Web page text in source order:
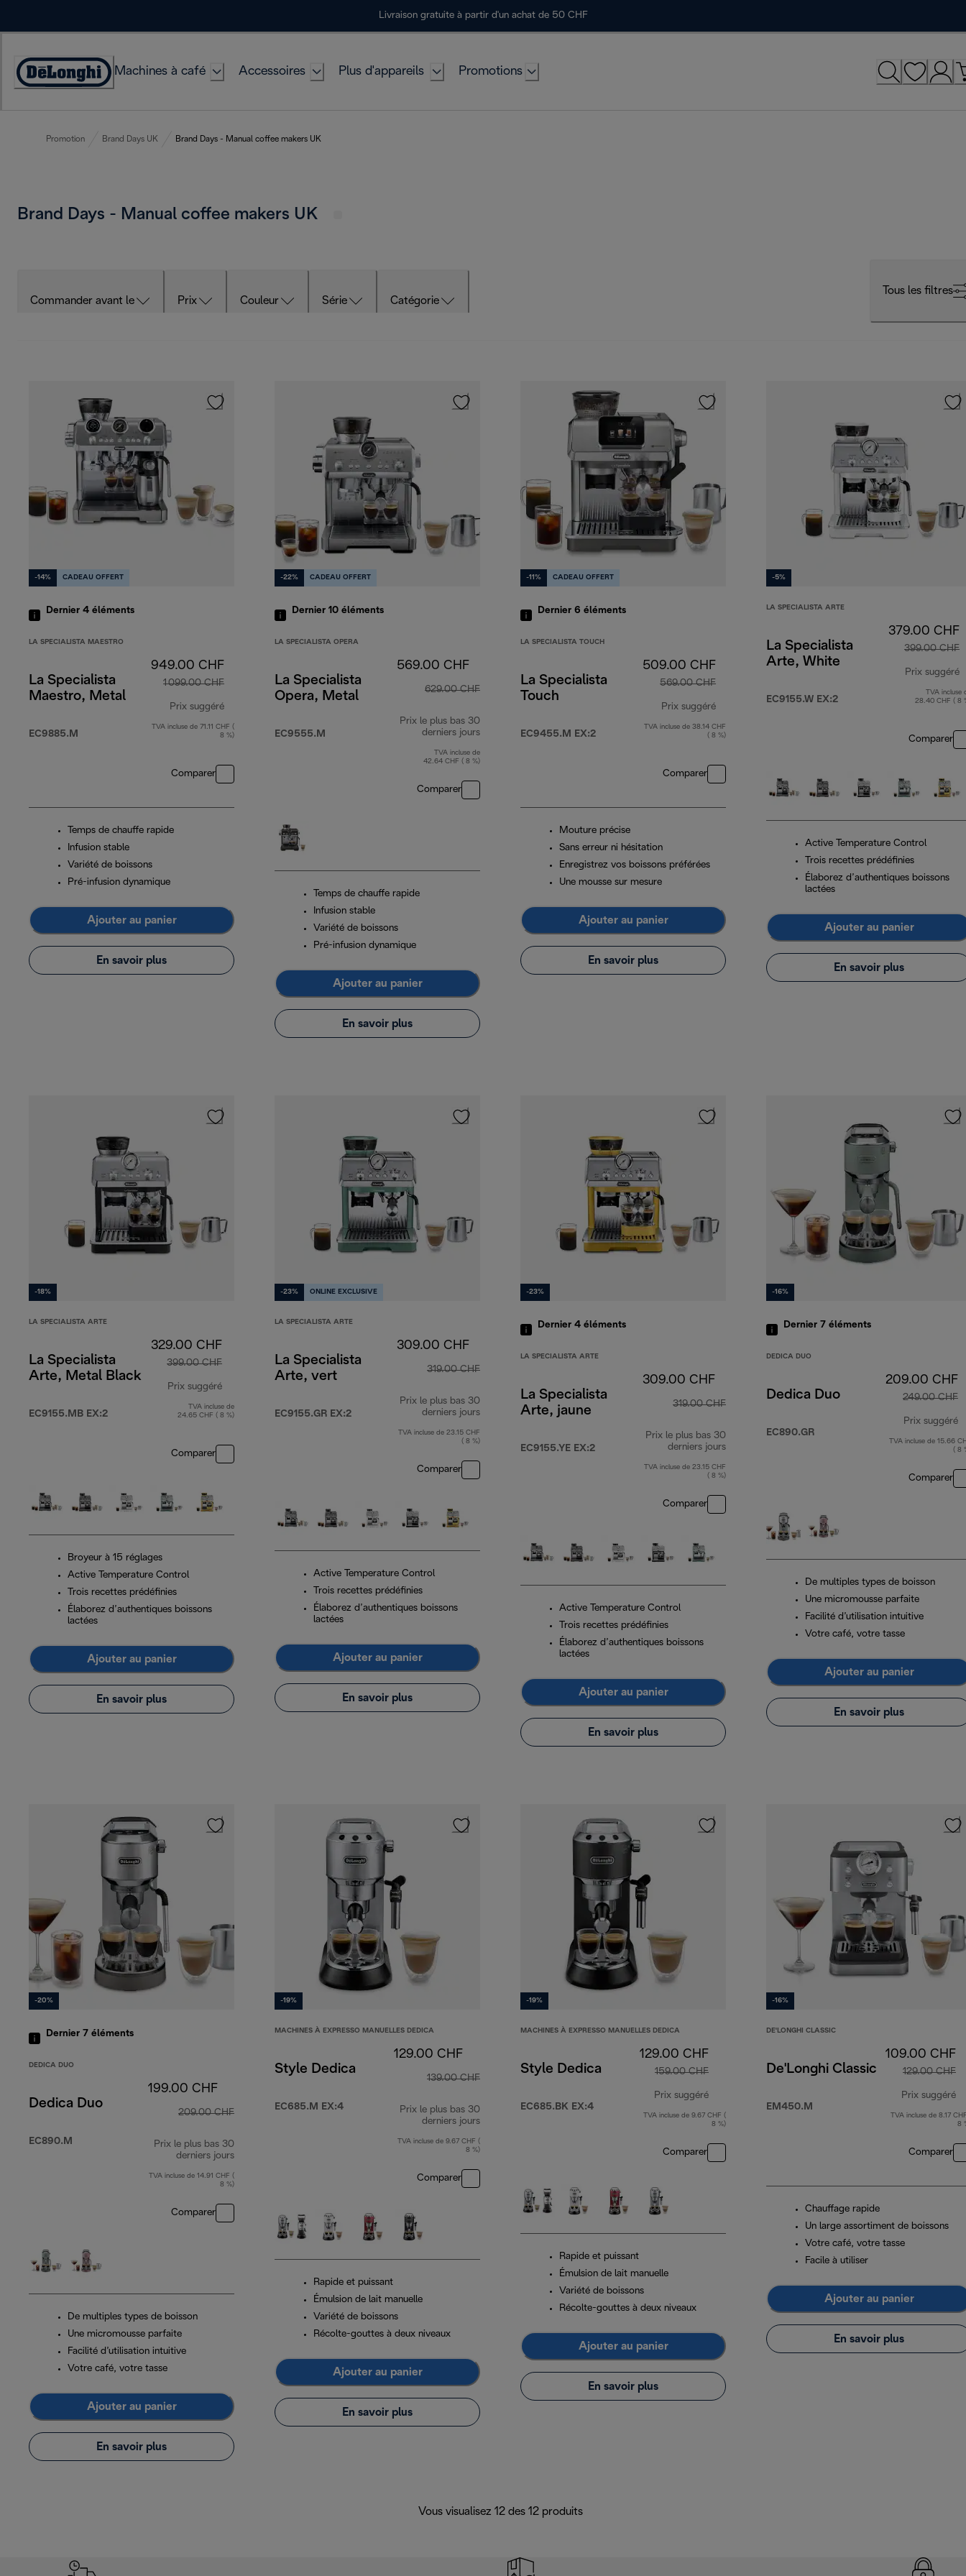
Livraison gratuite à partir d'un achat de 50 CHF
Déclaration
Machines à café Accessoires Plus d'appareils Promotions
Promotion Brand Days UK Brand Days - Manual coffee makers UK
Brand Days - Manual coffee makers UK
Commander avant le Prix Couleur Série Catégorie
Tous les filtres
-14% CADEAU OFFERT
Dernier 4 éléments
LA SPECIALISTA MAESTRO
La Specialista
Maestro, Metal
EC9885.M
949.00 CHF
1 099.00 CHF
Prix suggéré
prix original 1 099.00 CHF
TVA incluse de 71.11 CHF (
8 %)
Comparer
Temps de chauffe rapide
Infusion stable
Variété de boissons
Pré-infusion dynamique
Ajouter au panier
En savoir plus
-22% CADEAU OFFERT
Dernier 10 éléments
LA SPECIALISTA OPERA
La Specialista
Opera, Metal
EC9555.M
569.00 CHF
629.00 CHF
Prix le plus bas 30
derniers jours
TVA incluse de
42.64 CHF ( 8 %)
Comparer
Temps de chauffe rapide
Infusion stable
Variété de boissons
Pré-infusion dynamique
Ajouter au panier
En savoir plus
-11% CADEAU OFFERT
Dernier 6 éléments
LA SPECIALISTA TOUCH
La Specialista
Touch
EC9455.M EX:2
509.00 CHF
569.00 CHF
Prix suggéré
prix original 569.00 CHF
TVA incluse de 38.14 CHF
( 8 %)
Comparer
Mouture précise
Sans erreur ni hésitation
Enregistrez vos boissons préférées
Une mousse sur mesure
Ajouter au panier
En savoir plus
-5%
LA SPECIALISTA ARTE
La Specialista
Arte, White
EC9155.W EX:2
379.00 CHF
399.00 CHF
Prix suggéré
TVA incluse
28.40 CHF ( 8
Comparer
Active Temperature Control
Trois recettes prédéfinies
Élaborez d’authentiques boissons
lactées
Ajouter au panier
En savoir plus
-18%
LA SPECIALISTA ARTE
La Specialista
Arte, Metal Black
EC9155.MB EX:2
329.00 CHF
399.00 CHF
Prix suggéré
prix original 399.00 CHF
TVA incluse de
24.65 CHF ( 8 %)
Comparer
Broyeur à 15 réglages
Active Temperature Control
Trois recettes prédéfinies
Élaborez d’authentiques boissons
lactées
Ajouter au panier
En savoir plus
-23% ONLINE EXCLUSIVE
LA SPECIALISTA ARTE
La Specialista
Arte, vert
EC9155.GR EX:2
309.00 CHF
319.00 CHF
Prix le plus bas 30
derniers jours
TVA incluse de 23.15 CHF
( 8 %)
Comparer
Active Temperature Control
Trois recettes prédéfinies
Élaborez d’authentiques boissons
lactées
Ajouter au panier
En savoir plus
-23%
Dernier 4 éléments
LA SPECIALISTA ARTE
La Specialista
Arte, jaune
EC9155.YE EX:2
309.00 CHF
319.00 CHF
Prix le plus bas 30
derniers jours
TVA incluse de 23.15 CHF
( 8 %)
Comparer
Active Temperature Control
Trois recettes prédéfinies
Élaborez d’authentiques boissons
lactées
Ajouter au panier
En savoir plus
-16%
Dernier 7 éléments
DEDICA DUO
Dedica Duo
EC890.GR
209.00 CHF
249.00 CHF
Prix suggéré
TVA incluse de 15.66
( 8
Comparer
De multiples types de boisson
Une micromousse parfaite
Facilité d’utilisation intuitive
Votre café, votre tasse
Ajouter au panier
En savoir plus
-20%
Dernier 7 éléments
DEDICA DUO
Dedica Duo
EC890.M
199.00 CHF
209.00 CHF
Prix le plus bas 30
derniers jours
TVA incluse de 14.91 CHF (
8 %)
Comparer
De multiples types de boisson
Une micromousse parfaite
Facilité d’utilisation intuitive
Votre café, votre tasse
Ajouter au panier
En savoir plus
-19%
MACHINES À EXPRESSO MANUELLES DEDICA
Style Dedica
EC685.M EX:4
129.00 CHF
139.00 CHF
Prix le plus bas 30
derniers jours
TVA incluse de 9.67 CHF (
8 %)
Comparer
Rapide et puissant
Émulsion de lait manuelle
Variété de boissons
Récolte-gouttes à deux niveaux
Ajouter au panier
En savoir plus
-19%
MACHINES À EXPRESSO MANUELLES DEDICA
Style Dedica
EC685.BK EX:4
129.00 CHF
159.00 CHF
Prix suggéré
prix original 159.00 CHF
TVA incluse de 9.67 CHF (
8 %)
Comparer
Rapide et puissant
Émulsion de lait manuelle
Variété de boissons
Récolte-gouttes à deux niveaux
Ajouter au panier
En savoir plus
-16%
DE'LONGHI CLASSIC
De'Longhi Classic
EM450.M
109.00 CHF
129.00 CHF
Prix suggéré
TVA incluse de 8.17
8
Comparer
Chauffage rapide
Un large assortiment de boissons
Votre café, votre tasse
Facile à utiliser
Ajouter au panier
En savoir plus
Vous visualisez 12 des 12 produits